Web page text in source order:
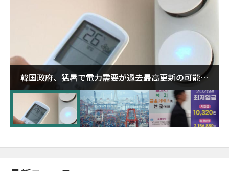
韓国政府、猛暑で電力需要が過去最高更新の可能性
に需給対応体制を点検